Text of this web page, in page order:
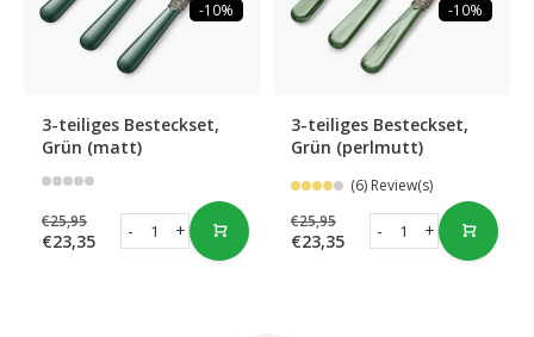
-10%
3-teiliges Besteckset,
Grün (matt)
€25,95
€23,35 +
-
-10%
3-teiliges Besteckset,
Grün (perlmutt)
(6) Review(s)
€25,95
€23,35 +
-